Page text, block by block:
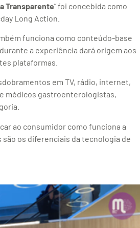
Transparente” foi concebida como
Long Action.
funciona como conteúdo-base
a experiência dará origem aos
plataformas.
em TV, rádio, internet,
médicos gastroenterologistas,
ao consumidor como funciona a
os diferenciais da tecnologia de